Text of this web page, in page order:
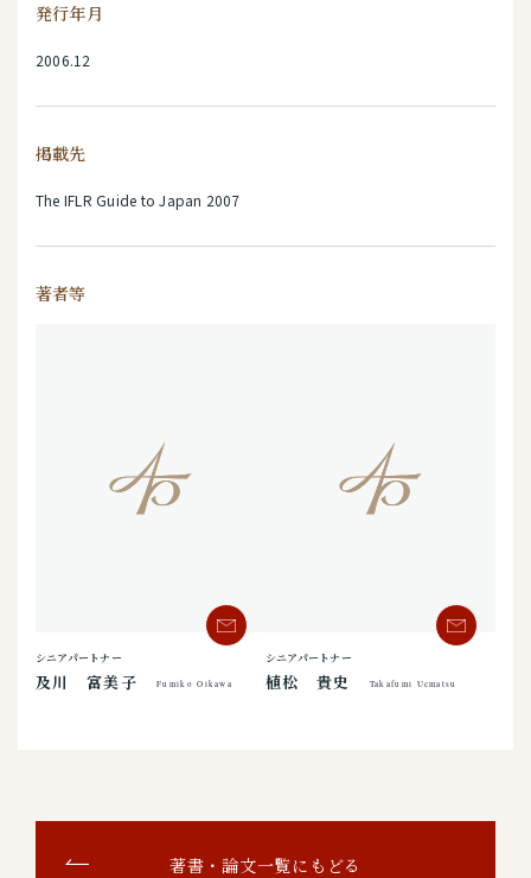
発行年月
2006.12
掲載先
The IFLR Guide to Japan 2007
著者等
シニアパートナー
及川 富美子 Fumiko Oikawa
シニアパートナー
植松 貴史 Takafumi Uematsu
著書・論文一覧にもどる